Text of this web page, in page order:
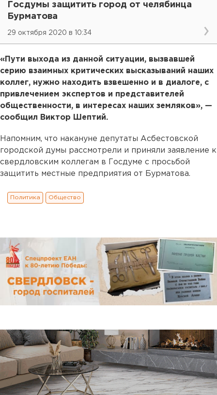
Госдумы защитить город от челябинца
Бурматова
29 октября 2020 в 10:34
«Пути выхода из данной ситуации, вызвавшей
серию взаимных критических высказываний наших
коллег, нужно находить взвешенно и в диалоге, с
привлечением экспертов и представителей
общественности, в интересах наших земляков», —
сообщил Виктор Шептий.
Напомним, что накануне депутаты Асбестовской
городской думы рассмотрели и приняли заявление к
свердловским коллегам в Госдуме с просьбой
защитить местные предприятия от Бурматова.
Политика Общество